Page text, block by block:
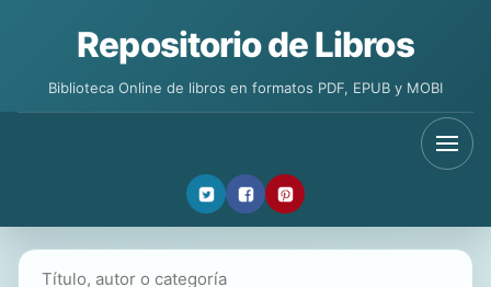
Repositorio de Libros
Biblioteca Online de libros en formatos PDF, EPUB y MOBI